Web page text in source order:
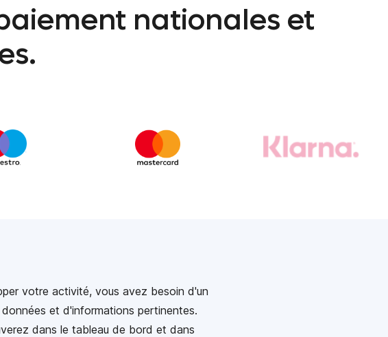
nationales et
votre activité, vous avez besoin d'un
données et d'informations pertinentes.
dans le tableau de bord et dans